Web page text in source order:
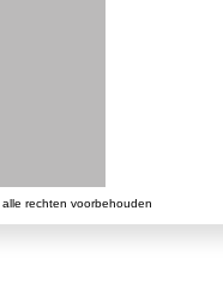
rechten voorbehouden